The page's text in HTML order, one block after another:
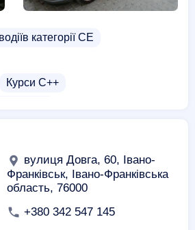
категорії СЕ
Курси C++
вулиця Довга, 60, Івано-
Франківськ, Івано-Франківська
область, 76000
+380 342 547 145